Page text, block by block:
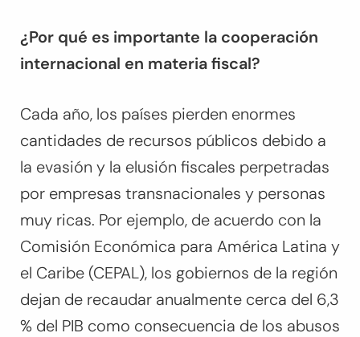
¿Por qué es importante la cooperación
internacional en materia fiscal?
Cada año, los países pierden enormes
cantidades de recursos públicos debido a
la evasión y la elusión fiscales perpetradas
por empresas transnacionales y personas
muy ricas. Por ejemplo, de acuerdo con la
Comisión Económica para América Latina y
el Caribe (CEPAL), los gobiernos de la región
dejan de recaudar anualmente cerca del 6,3
% del PIB como consecuencia de los abusos